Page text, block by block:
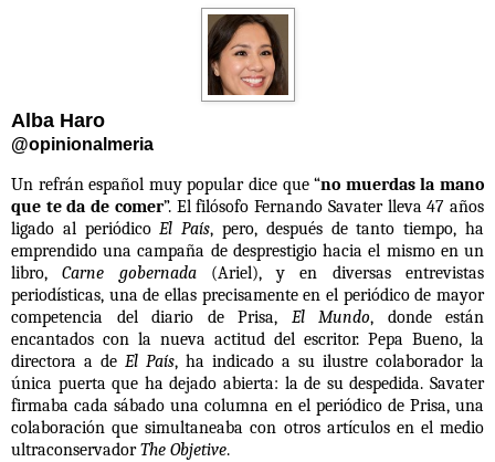
Alba Haro
@opinionalmeria
Un refrán español muy popular dice que “no muerdas la mano
que te da de comer”. El filósofo Fernando Savater lleva 47 años
ligado al periódicoEl País, pero, después de tanto tiempo, ha
emprendido una campaña de desprestigio hacia el mismo en un
libro,Carne gobernada (Ariel), y en diversas entrevistas
periodísticas, una de ellas precisamente en el periódico de mayor
competencia del diario de Prisa, El Mundo, donde están
encantados con la nueva actitud del escritor. Pepa Bueno, la
directora a de El País, ha indicado a su ilustre colaborador la
única puerta que ha dejado abierta: la de su despedida. Savater
firmaba cada sábado una columna en el periódico de Prisa, una
colaboración que simultaneaba con otros artículos en el medio
ultraconservadorThe Objetive.